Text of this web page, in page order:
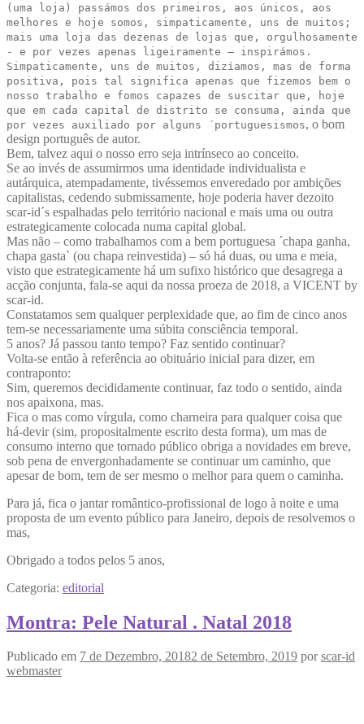
(uma loja) passámos dos primeiros, aos únicos, aos
melhores e hoje somos, simpaticamente, uns de muitos;
mais uma loja das dezenas de lojas que, orgulhosamente
- e por vezes apenas ligeiramente – inspirámos.
Simpaticamente, uns de muitos, dizíamos, mas de forma
positiva, pois tal significa apenas que fizemos bem o
nosso trabalho e fomos capazes de suscitar que, hoje
que em cada capital de distrito se consuma, ainda que
por vezes auxiliado por alguns ´portuguesismos, o bom
design português de autor.
Bem, talvez aqui o nosso erro seja intrínseco ao conceito.
Se ao invés de assumirmos uma identidade individualista e
autárquica, atempadamente, tivéssemos enveredado por ambições
capitalistas, cedendo submissamente, hoje poderia haver dezoito
scar-id´s espalhadas pelo território nacional e mais uma ou outra
estrategicamente colocada numa capital global.
Mas não – como trabalhamos com a bem portuguesa ´chapa ganha,
chapa gasta` (ou chapa reinvestida) – só há duas, ou uma e meia,
visto que estrategicamente há um sufixo histórico que desagrega a
acção conjunta, fala-se aqui da nossa proeza de 2018, a VICENT by
scar-id.
Constatamos sem qualquer perplexidade que, ao fim de cinco anos
tem-se necessariamente uma súbita consciência temporal.
5 anos? Já passou tanto tempo? Faz sentido continuar?
Volta-se então à referência ao obituário inicial para dizer, em
contraponto:
Sim, queremos decididamente continuar, faz todo o sentido, ainda
nos apaixona, mas.
Fica o mas como vírgula, como charneira para qualquer coisa que
há-devir (sim, propositalmente escrito desta forma), um mas de
consumo interno que tornado público obriga a novidades em breve,
sob pena de envergonhadamente se continuar um caminho, que
apesar de bom, tem de ser mesmo o melhor para quem o caminha.
Para já, fica o jantar romântico-profissional de logo à noite e uma
proposta de um evento público para Janeiro, depois de resolvemos o
mas,
Obrigado a todos pelos 5 anos,
Categoria: editorial
Montra: Pele Natural . Natal 2018
Publicado em 7 de Dezembro, 20182 de Setembro, 2019 porscar-id
webmaster